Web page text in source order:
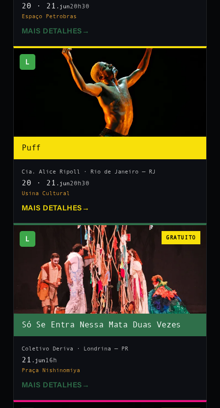
20 · 21 .jun20h30
Espaço Petrobras
MAIS DETALHES →
L
Puff
Cia. Alice Ripoll · Rio de Janeiro — RJ
20 · 21 .jun20h30
Usina Cultural
MAIS DETALHES →
L GRATUITO
Só Se Entra Nessa Mata Duas Vezes
Coletivo Deriva · Londrina — PR
21 .jun 16h
Praça Nishinomiya
MAIS DETALHES →